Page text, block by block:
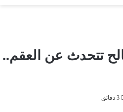
تتحدث عن العقم..